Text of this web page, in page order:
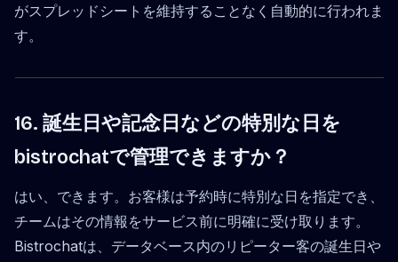
がスプレッドシートを維持することなく自動的に行われま
す。
16. 誕生日や記念日などの特別な日を
bistrochatで管理できますか？
はい、できます。お客様は予約時に特別な日を指定でき、
チームはその情報をサービス前に明確に受け取ります。
Bistrochatは、データベース内のリピーター客の誕生日や